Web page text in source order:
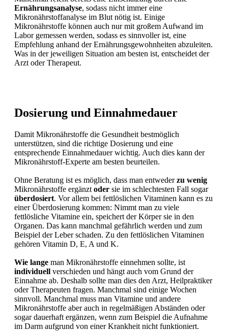
Ernährungsanalyse, sodass nicht immer eine
Mikronährstoffanalyse im Blut nötig ist. Einige
Mikronährstoffe können auch nur mit großem Aufwand im
Labor gemessen werden, sodass es sinnvoller ist, eine
Empfehlung anhand der Ernährungsgewohnheiten abzuleiten.
Was in der jeweiligen Situation am besten ist, entscheidet der
Arzt oder Therapeut.
Dosierung und Einnahmedauer
Damit Mikronährstoffe die Gesundheit bestmöglich
unterstützen, sind die richtige Dosierung und eine
entsprechende Einnahmedauer wichtig. Auch dies kann der
Mikronährstoff-Experte am besten beurteilen.
Ohne Beratung ist es möglich, dass man entwederzu wenig
Mikronährstoffe ergänzt oder sie im schlechtesten Fall sogar
überdosiert. Vor allem bei fettlöslichen Vitaminen kann es zu
einer Überdosierung kommen: Nimmt man zu viele
fettlösliche Vitamine ein, speichert der Körper sie in den
Organen. Das kann manchmal gefährlich werden und zum
Beispiel der Leber schaden. Zu den fettlöslichen Vitaminen
gehören Vitamin D, E, A und K.
Wie lange man Mikronährstoffe einnehmen sollte, ist
individuell verschieden und hängt auch vom Grund der
Einnahme ab. Deshalb sollte man dies den Arzt, Heilpraktiker
oder Therapeuten fragen. Manchmal sind einige Wochen
sinnvoll. Manchmal muss man Vitamine und andere
Mikronährstoffe aber auch in regelmäßigen Abständen oder
sogar dauerhaft ergänzen, wenn zum Beispiel die Aufnahme
im Darm aufgrund von einer Krankheit nicht funktioniert.